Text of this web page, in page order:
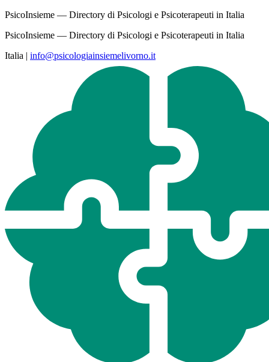
PsicoInsieme — Directory di Psicologi e Psicoterapeuti in Italia
PsicoInsieme — Directory di Psicologi e Psicoterapeuti in Italia
Italia | info@psicologiainsiemelivorno.it